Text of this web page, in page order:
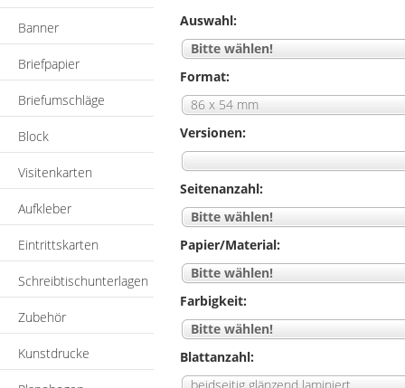
Banner
Briefpapier
Briefumschläge
Block
Visitenkarten
Aufkleber
Eintrittskarten
Schreibtischunterlagen
Zubehör
Kunstdrucke
Auswahl:
Bitte wählen!
Format:
86 x 54 mm
Versionen:
Seitenanzahl:
Bitte wählen!
Papier/Material:
Bitte wählen!
Farbigkeit:
Bitte wählen!
Blattanzahl: